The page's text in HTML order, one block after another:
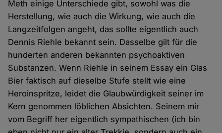
Meth einige Unterschiede gibt, sowohl was die
Herstellung, wie auch die Wirkung, wie auch die
Langzeitfolgen angeht, das sollte eigentlich auch
Dennis Riehle bekannt sein. Dasselbe gilt für die
hunderten anderen bekannten psychoaktiven
Substanzen. Wenn Riehle in seinem Essay ein Glas
Bier faktisch auf dieselbe Stufe stellt wie eine
Heroinspritze, leidet die Glaubwürdigkeit seiner im
Kern genommen löblichen Absichten. Seinem mir
vom Begriff her eigentlich sympathischen (ich bin